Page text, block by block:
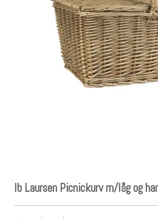
Ib Laursen Picnickurv m/låg og